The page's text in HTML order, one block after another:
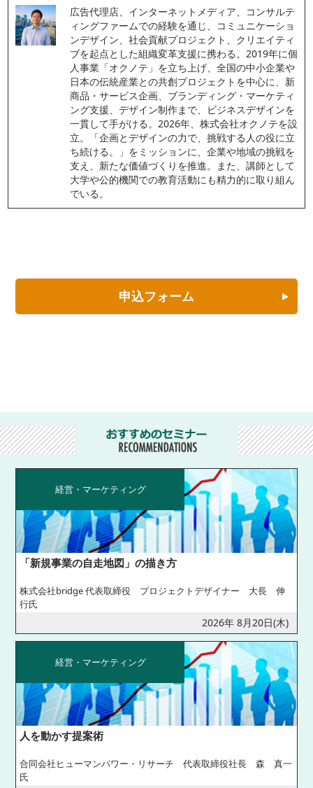
広告代理店、インターネットメディア、コンサルテ
ィングファームでの経験を通じ、コミュニケーショ
ンデザイン、社会貢献プロジェクト、クリエイティ
ブを起点とした組織変革支援に携わる。2019年に個
人事業「オクノテ」を立ち上げ、全国の中小企業や
日本の伝統産業との共創プロジェクトを中心に、新
商品・サービス企画、ブランディング・マーケティ
ング支援、デザイン制作まで、ビジネスデザインを
一貫して手がける。2026年、株式会社オクノテを設
立。「企画とデザインの力で、挑戦する人の役に立
ち続ける。」をミッションに、企業や地域の挑戦を
支え、新たな価値づくりを推進。また、講師として
大学や公的機関での教育活動にも精力的に取り組ん
でいる。
申込フォーム
経営・マーケティング
「新規事業の自走地図」の描き方
株式会社bridge 代表取締役 プロジェクトデザイナー 大長 伸
行氏
2026年 8月20日(木)
経営・マーケティング
人を動かす提案術
合同会社ヒューマンパワー・リサーチ 代表取締役社長 森 真一
氏